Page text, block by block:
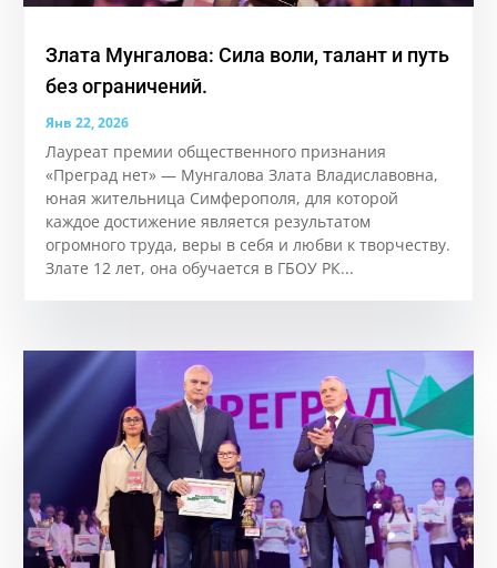
Злата Мунгалова: Сила воли, талант и путь
без ограничений.
Янв 22, 2026
Лауреат премии общественного признания
«Преград нет» — Мунгалова Злата Владиславовна,
юная жительница Симферополя, для которой
каждое достижение является результатом
огромного труда, веры в себя и любви к творчеству.
Злате 12 лет, она обучается в ГБОУ РК...